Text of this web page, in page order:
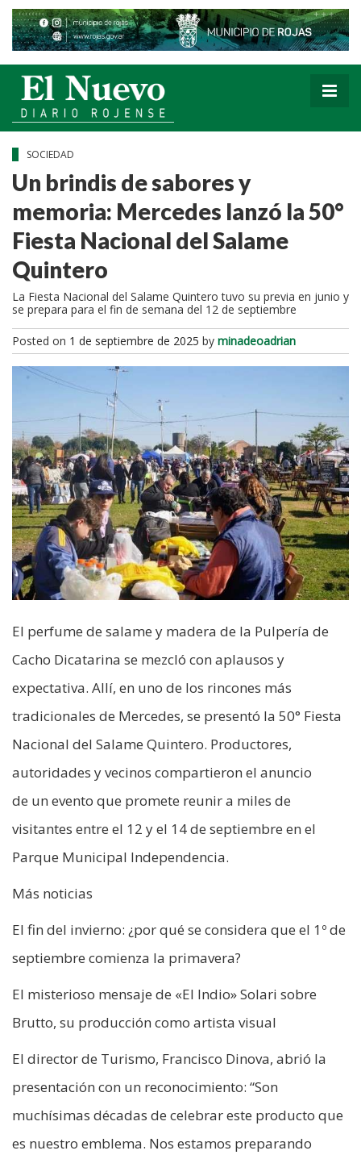
SOCIEDAD
Un brindis de sabores y
memoria: Mercedes lanzó la 50°
Fiesta Nacional del Salame
Quintero
La Fiesta Nacional del Salame Quintero tuvo su previa en junio y
se prepara para el fin de semana del 12 de septiembre
Posted on 1 de septiembre de 2025 by minadeoadrian
El perfume de salame y madera de la Pulpería de
Cacho Dicatarina se mezcló con aplausos y
expectativa. Allí, en uno de los rincones más
tradicionales de Mercedes, se presentó la 50° Fiesta
Nacional del Salame Quintero. Productores,
autoridades y vecinos compartieron el anuncio
de un evento que promete reunir a miles de
visitantes entre el 12 y el 14 de septiembre en el
Parque Municipal Independencia.
Más noticias
El fin del invierno: ¿por qué se considera que el 1º de
septiembre comienza la primavera?
El misterioso mensaje de «El Indio» Solari sobre
Brutto, su producción como artista visual
El director de Turismo, Francisco Dinova, abrió la
presentación con un reconocimiento: “Son
muchísimas décadas de celebrar este producto que
es nuestro emblema. Nos estamos preparando